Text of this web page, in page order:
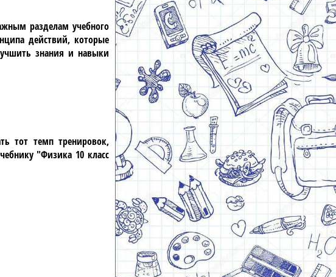
разделам учебного
действий, которые
знания и навыки
тот темп тренировок,
"Физика 10 класс